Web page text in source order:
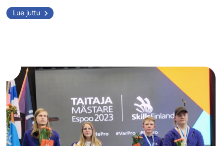
Lue juttu Onnittelut
valmistuneille!
ja